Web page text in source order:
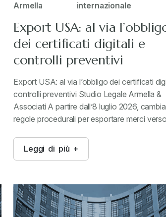
Armella
internazionale
Export USA: al via
dei certificati digitali e
controlli preventivi
Export USA: al via l’obbligo dei certificati
controlli preventivi Studio Legale Armella &
Associati A partire dall’8 luglio 2026,
regole procedurali per esportare merci
Leggi di più +